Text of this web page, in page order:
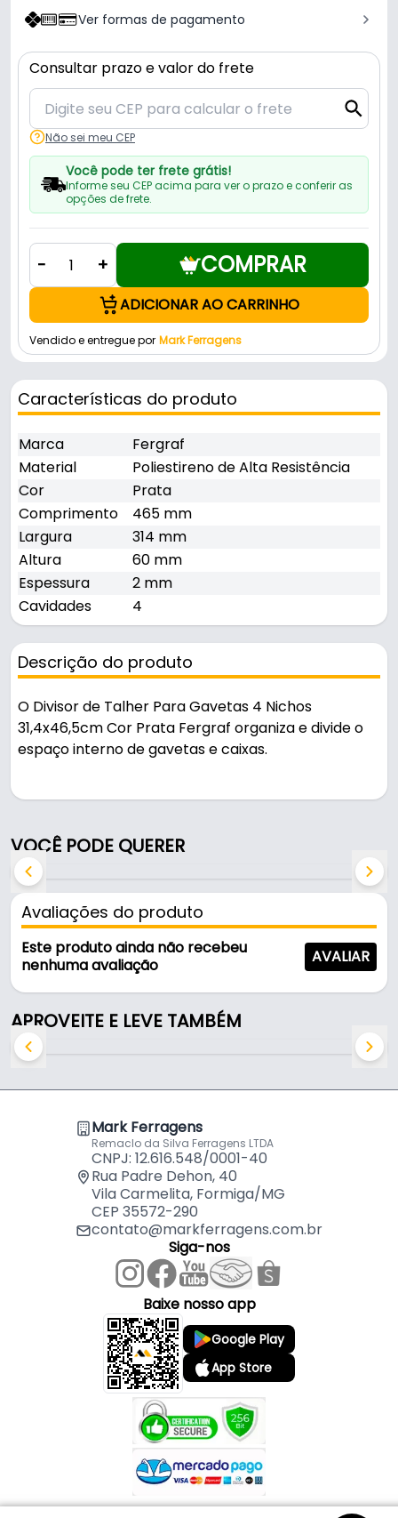
Ver formas de pagamento
Consultar prazo e valor do frete
Não sei meu CEP
Você pode ter frete grátis!
Informe seu CEP acima para ver o prazo e conferir as
opções de frete.
- + COMPRAR
ADICIONAR AO CARRINHO
Vendido e entregue por Mark Ferragens
Características do produto
Marca
Fergraf
Material
Poliestireno de Alta Resistência
Cor
Prata
Comprimento
465 mm
Largura
314 mm
Altura
60 mm
Espessura
2 mm
Cavidades
4
Descrição do produto
O Divisor de Talher Para Gavetas 4 Nichos
31,4x46,5cm Cor Prata Fergraf organiza e divide o
espaço interno de gavetas e caixas.
Fabricado em Poliestireno de Alta Resistência, é
resistente e durável no uso diário.
Características:
- Marca: Fergraf
- Material: Poliestireno de Alta Resistência
- Cor: Prata
- Altura: 60 mm
- Espessura: 2 mm
VOCÊ PODE QUERER
Avaliações do produto
Este produto ainda não recebeu
nenhuma avaliação
AVALIAR
APROVEITE E LEVE TAMBÉM
Mark Ferragens
Remaclo da Silva Ferragens LTDA
CNPJ: 12.616.548/0001-40
Rua Padre Dehon, 40
Vila Carmelita, Formiga/MG
CEP 35572-290
contato@markferragens.com.br
Siga-nos
Baixe nosso app
Google Play
App Store